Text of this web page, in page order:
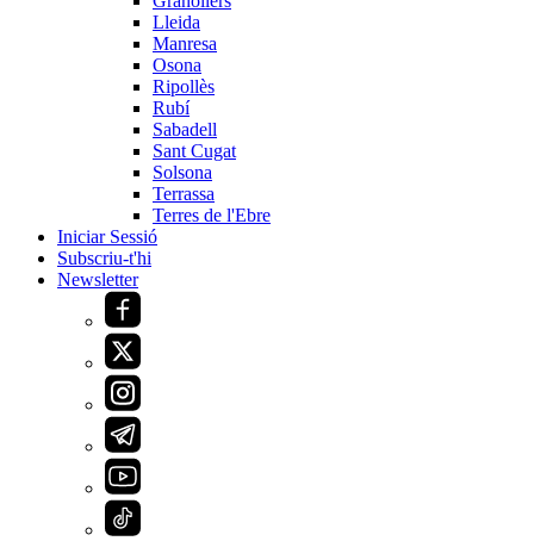
Lleida
Manresa
Osona
Ripollès
Rubí
Sabadell
Sant Cugat
Solsona
Terrassa
Terres de l'Ebre
Iniciar Sessió
Subscriu-t'hi
Newsletter